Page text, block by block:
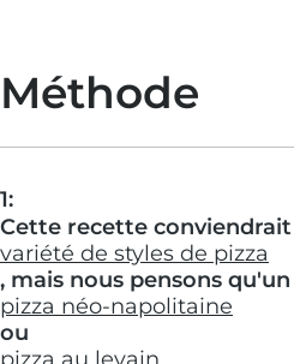
Méthode
1:
Cette recette conviendrait
variété de styles de pizza
, mais nous pensons qu'un
pizza néo-napolitaine
ou